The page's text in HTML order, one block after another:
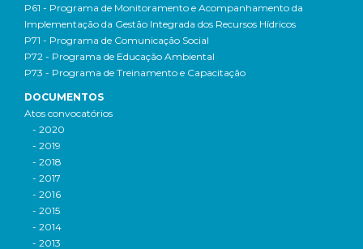
P61 - Programa de Monitoramento e Acompanhamento da
Implementação da Gestão Integrada dos Recursos Hídricos
P71 - Programa de Comunicação Social
P72 - Programa de Educação Ambiental
P73 - Programa de Treinamento e Capacitação
DOCUMENTOS
Atos convocatórios
- 2020
- 2019
- 2018
- 2017
- 2016
- 2015
- 2014
- 2013